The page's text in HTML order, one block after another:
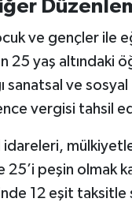
ve gençler ile
25 yaş altındaki
sanatsal ve sosyal
vergisi tahsil
idareleri,
25’i peşin olmak
12 eşit